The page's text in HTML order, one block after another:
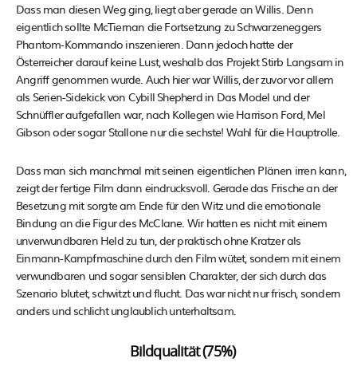
Dass man diesen Weg ging, liegt aber gerade an Willis. Denn
eigentlich sollte McTiernan die Fortsetzung zu Schwarzeneggers
Phantom-Kommando inszenieren. Dann jedoch hatte der
Österreicher darauf keine Lust, weshalb das Projekt Stirb Langsam in
Angriff genommen wurde. Auch hier war Willis, der zuvor vor allem
als Serien-Sidekick von Cybill Shepherd in Das Model und der
Schnüffler aufgefallen war, nach Kollegen wie Harrison Ford, Mel
Gibson oder sogar Stallone nur die sechste! Wahl für die Hauptrolle.
Dass man sich manchmal mit seinen eigentlichen Plänen irren kann,
zeigt der fertige Film dann eindrucksvoll. Gerade das Frische an der
Besetzung mit sorgte am Ende für den Witz und die emotionale
Bindung an die Figur des McClane. Wir hatten es nicht mit einem
unverwundbaren Held zu tun, der praktisch ohne Kratzer als
Einmann-Kampfmaschine durch den Film wütet, sondern mit einem
verwundbaren und sogar sensiblen Charakter, der sich durch das
Szenario blutet, schwitzt und flucht. Das war nicht nur frisch, sondern
anders und schlicht unglaublich unterhaltsam.
Bildqualität (75%)